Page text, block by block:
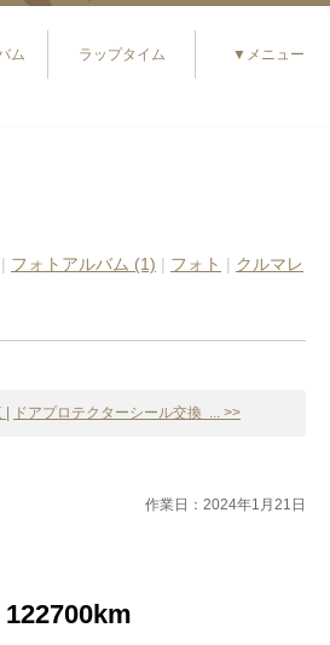
ム ラップタイム ▼メニュー
| フォトアルバム (1) | フォト | クルマレ
ドアプロテクターシール交換 ... >>
作業日：2024年1月21日